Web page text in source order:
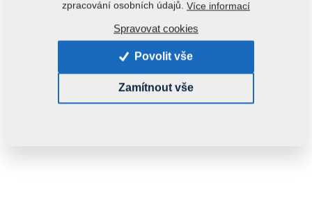
3006197
Tento díl je použitelný i pro následující stroje:
zpracování osobních údajů. Více informací
Spravovat cookies
Povolit vše
Zamítnout vše